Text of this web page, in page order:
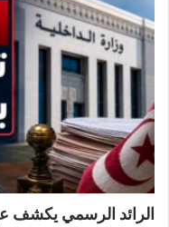
الرائد الرسمي يكشف